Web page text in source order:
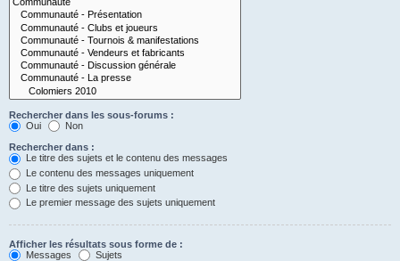
Rechercher dans les sous-forums :
Oui
Non
Rechercher dans :
Le titre des sujets et le contenu des messages
Le contenu des messages uniquement
Le titre des sujets uniquement
Le premier message des sujets uniquement
Afficher les résultats sous forme de :
Messages
Sujets